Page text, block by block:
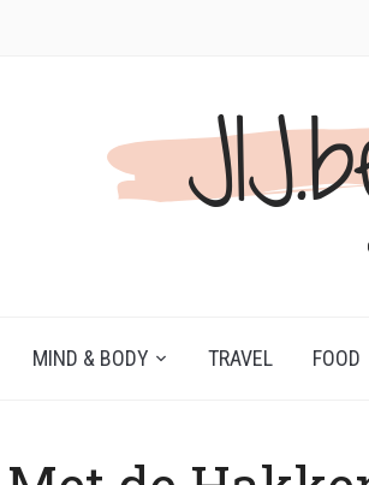
MIND & BODY TRAVEL FOOD